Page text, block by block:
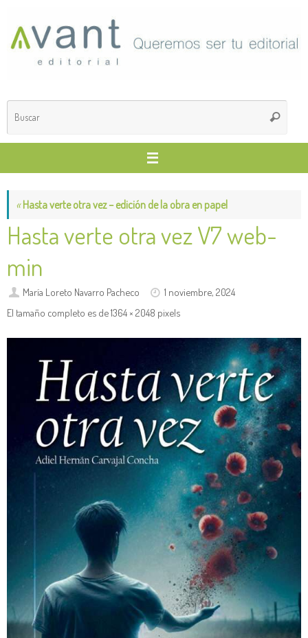
contenido
Buscar
«Hasta verte otra vez – edición de la obra en papel
Hasta verte otra vez V7 web-
min
María Loreto Navarro Pacheco
1 noviembre, 2024
El tamaño completo es de1364 × 2048 pixels